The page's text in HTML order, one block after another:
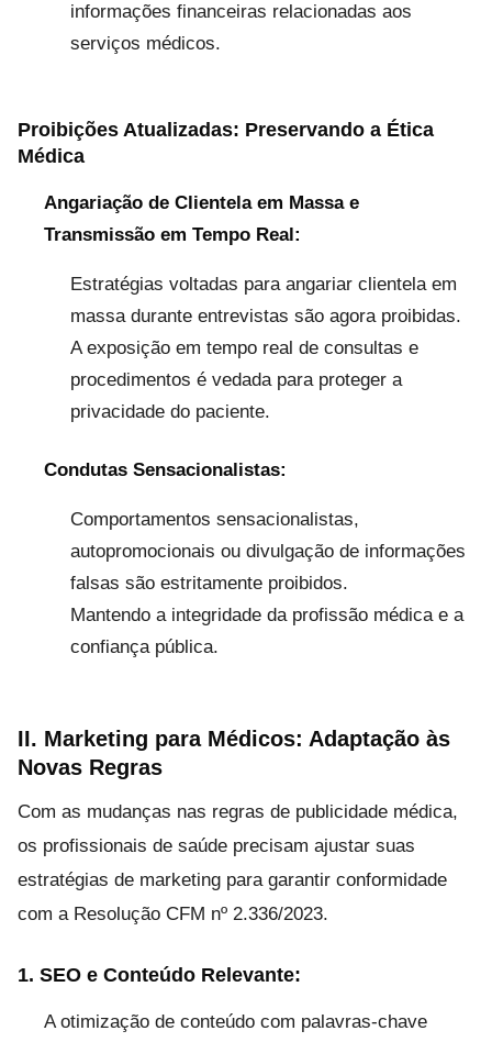
informações financeiras relacionadas aos
serviços médicos.
Proibições Atualizadas: Preservando a Ética
Médica
Angariação de Clientela em Massa e
Transmissão em Tempo Real:
Estratégias voltadas para angariar clientela em
massa durante entrevistas são agora proibidas.
A exposição em tempo real de consultas e
procedimentos é vedada para proteger a
privacidade do paciente.
Condutas Sensacionalistas:
Comportamentos sensacionalistas,
autopromocionais ou divulgação de informações
falsas são estritamente proibidos.
Mantendo a integridade da profissão médica e a
confiança pública.
II. Marketing para Médicos: Adaptação às
Novas Regras
Com as mudanças nas regras de publicidade médica,
os profissionais de saúde precisam ajustar suas
estratégias de marketing para garantir conformidade
com a Resolução CFM nº 2.336/2023.
1. SEO e Conteúdo Relevante:
A otimização de conteúdo com palavras-chave